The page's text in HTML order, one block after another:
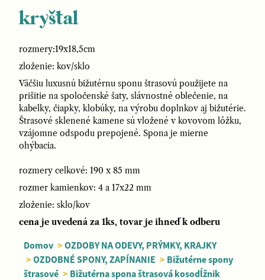
kryštal
rozmery:19x18,5cm
zloženie: kov/sklo
Väčšiu luxusnú bižutérnu sponu štrasovú použijete na
prišitie na spoločenské šaty, slávnostné oblečenie, na
kabelky, čiapky, klobúky, na výrobu doplnkov aj bižutérie.
Štrasové sklenené kamene sú vložené v kovovom lôžku,
vzájomne odspodu prepojené. Spona je mierne
ohýbacia.
rozmery celkové: 190 x 85 mm
rozmer kamienkov: 4 a 17x22 mm
zloženie: sklo/kov
cena je uvedená za 1ks, tovar je ihneď k odberu
Domov > OZDOBY NA ODEVY, PRÝMKY, KRAJKY
> OZDOBNÉ SPONY, ZAPÍNANIE > Bižutérne spony
štrasové > Bižutérna spona štrasová kosodĺžnik